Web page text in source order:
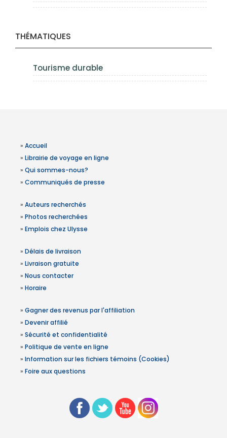
THÉMATIQUES
Tourisme durable
» Accueil
» Librairie de voyage en ligne
» Qui sommes-nous?
» Communiqués de presse
» Auteurs recherchés
» Photos recherchées
» Emplois chez Ulysse
» Délais de livraison
» Livraison gratuite
» Nous contacter
» Horaire
» Gagner des revenus par l'affiliation
» Devenir affilié
» Sécurité et confidentialité
» Politique de vente en ligne
» Information sur les fichiers témoins (Cookies)
» Foire aux questions